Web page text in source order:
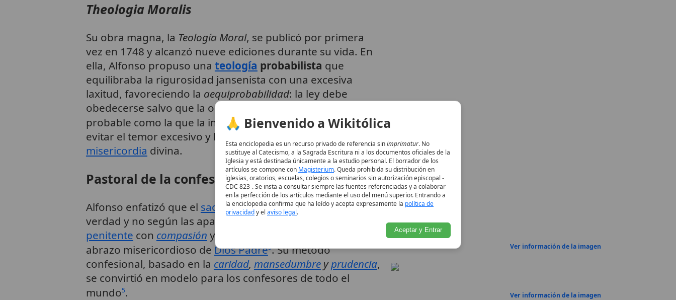
Ver información de la imagen
Ver información de la imagen
Theologia Moralis
Su obra magna, la Teología Moral, se publicó por primera
vez en 1748 y alcanzó nueve ediciones durante su vida. En
ella, Alfonso propuso una teología probabilista que
equilibraba la rigurosidad jansenista con una excesiva
laxitud, favoreciendo la aequiprobabilidad: la ley debe
obedecerse salvo que la opinión libertadora sea casi tan
probable como la que la impone4. Esta postura buscaba
evitar el temor excesivo y la culpa, resaltando la
misericordia divina.
Pastoral de la confesión
Alfonso enfatizó que el sacerdotedebe juzgar «según la
verdad y no según las apariencias», acompañando al
penitente con compasión y
abrazo misericordioso de Dios Padre5. Su método
confesional, basado en la caridad, mansedumbreyprudencia,
se convirtió en modelo para los confesores de todo el
mundo5.
🙏 Bienvenido a Wikitólica
Esta enciclopedia es un recurso privado de referencia sinimprimatur. No
sustituye al Catecismo, a la Sagrada Escritura ni a los documentos oficiales de la
Iglesia y está destinada únicamente a la estudio personal. El borrador de los
artículos se compone con Magisterium. Queda prohibida su distribución en
iglesias, oratorios, escuelas, colegios o seminarios sin autorización episcopal -
CDC 823-. Se insta a consultar siempre las fuentes referenciadas y a colaborar
en la perfección de los artículos mediante el uso del menú superior. Entrando a
la enciclopedia confirma que ha leído y acepta expresamente la política de
privacidady el aviso legal.
Aceptar y Entrar